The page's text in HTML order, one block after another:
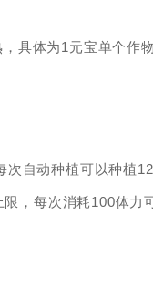
具体为1元宝单个作
次自动种植可以种植
，每次消耗100体力